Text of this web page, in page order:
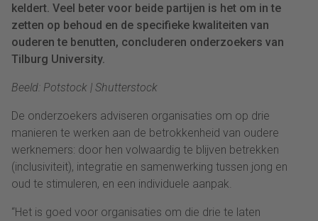
keldert. Veel beter voor beide partijen is het om in te
zetten op behoud en de specifieke kwaliteiten van
ouderen te benutten, concluderen onderzoekers van
Tilburg University.
Beeld: Potstock | Shutterstock
De onderzoekers adviseren organisaties om op drie
manieren te werken aan de betrokkenheid van oudere
werknemers: door hen volwaardig te blijven betrekken
(inclusiviteit), integratie en samenwerking tussen jong en
oud te stimuleren, en een individuele aanpak.
“Het is goed voor organisaties om die drie te laten